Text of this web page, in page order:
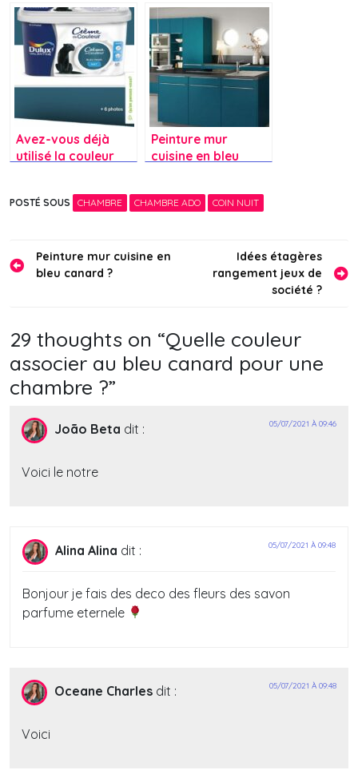
couleur bleu
canard
papier peint ?
Avez-vous déjà
utilisé la couleur
Peinture mur
cuisine en bleu
POSTÉ SOUS CHAMBRE CHAMBRE ADO COIN NUIT
Navigation
Peinture mur cuisine en
bleu canard ?
Idées étagères
rangement jeux de
société ?
29 thoughts on “Quelle couleur
associer au bleu canard pour une
chambre ?”
João Beta dit : 05/07/2021 À 09:46
Voici le notre
Alina Alina dit : 05/07/2021 À 09:48
Bonjour je fais des deco des fleurs des savon
parfume eternele
Oceane Charles dit : 05/07/2021 À 09:48
Voici